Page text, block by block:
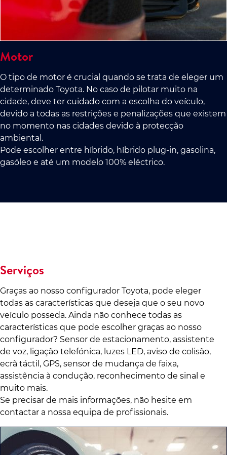
Motor
O tipo de motor é crucial quando se trata de eleger um
determinado Toyota. No caso de pilotar muito na
cidade, deve ter cuidado com a escolha do veículo,
devido a todas as restrições e penalizações que existem
no momento nas cidades devido à protecção
ambiental.
Pode escolher entre híbrido, híbrido plug-in, gasolina,
gasóleo e até um modelo 100% eléctrico.
Serviços
Graças ao nosso configurador Toyota, pode eleger
todas as características que deseja que o seu novo
veículo posseda. Ainda não conhece todas as
características que pode escolher graças ao nosso
configurador? Sensor de estacionamento, assistente
de voz, ligação telefónica, luzes LED, aviso de colisão,
ecrã táctil, GPS, sensor de mudança de faixa,
assistência à condução, reconhecimento de sinal e
muito mais.
Se precisar de mais informações, não hesite em
contactar a nossa equipa de profissionais.